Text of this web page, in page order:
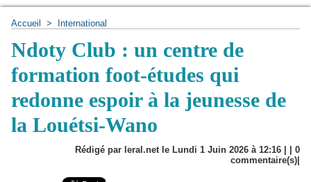
Accueil > International
Ndoty Club : un centre de
formation foot-études qui
redonne espoir à la jeunesse de
la Louétsi-Wano
Rédigé par leral.net le Lundi 1 Juin 2026 à 12:16 | | 0
commentaire(s)|